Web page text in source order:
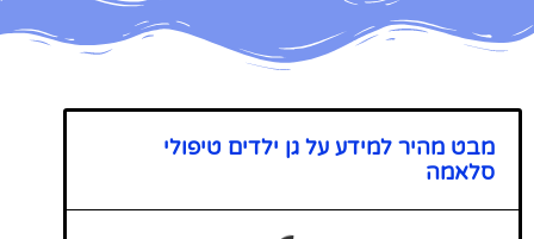
מבט מהיר למידע על גן ילדים טיפולי
סלאמה